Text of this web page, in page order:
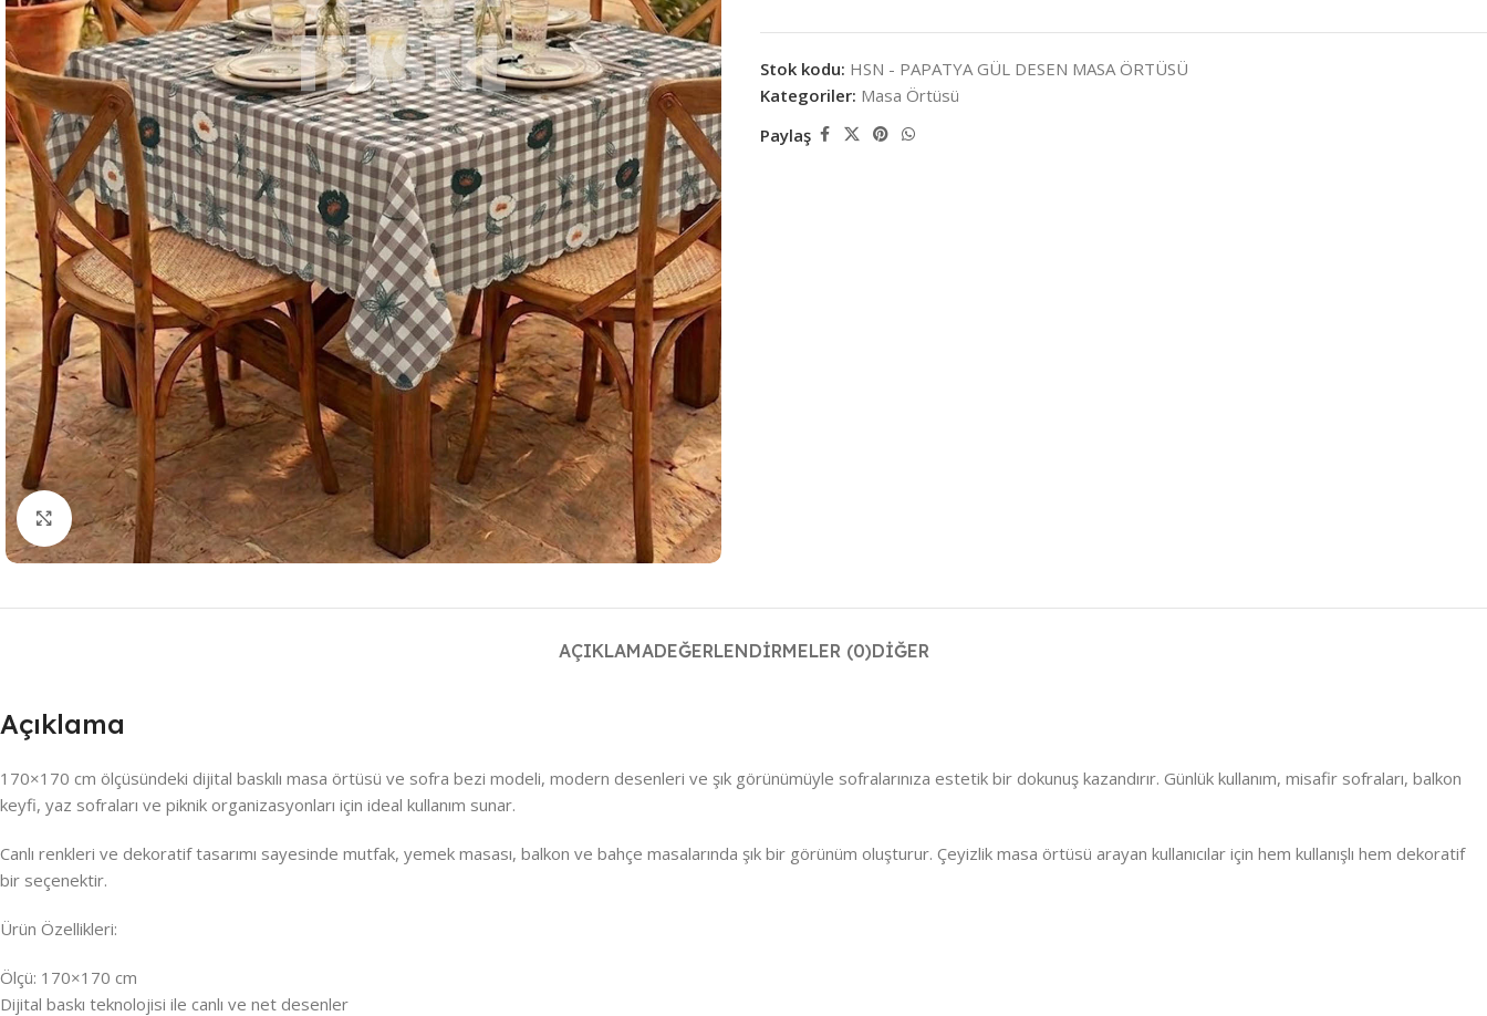
Resmi Büyüt
Stok kodu: HSN - PAPATYA GÜL DESEN MASA ÖRTÜSÜ
Kategoriler: Masa Örtüsü
Paylaş
AÇIKLAMADEĞERLENDIRMELER (0)DIĞER
Açıklama
170×170 cm ölçüsündeki dijital baskılı masa örtüsü ve sofra bezi modeli, modern desenleri ve şık görünümüyle sofralarınıza estetik bir dokunuş kazandırır. Günlük kullanım, misafir sofraları, balkon
keyfi, yaz sofraları ve piknik organizasyonları için ideal kullanım sunar.
Canlı renkleri ve dekoratif tasarımı sayesinde mutfak, yemek masası, balkon ve bahçe masalarında şık bir görünüm oluşturur. Çeyizlik masa örtüsü arayan kullanıcılar için hem kullanışlı hem dekoratif
bir seçenektir.
Ürün Özellikleri:
Ölçü: 170×170 cm
Dijital baskı teknolojisi ile canlı ve net desenler